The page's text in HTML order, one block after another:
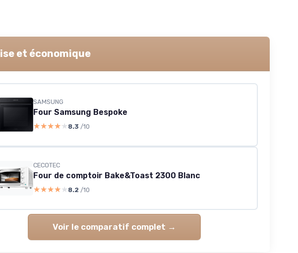
et économique
SAMSUNG
Four Samsung Bespoke
★★★★★
★★★★★ 8.3 /10
CECOTEC
Four de comptoir Bake&Toast 2300 Blanc
★★★★★
★★★★★ 8.2 /10
Voir le comparatif complet →